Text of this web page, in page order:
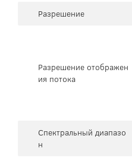
Разрешение
Разрешение отображен
ия потока
Спектральный диапазо
н